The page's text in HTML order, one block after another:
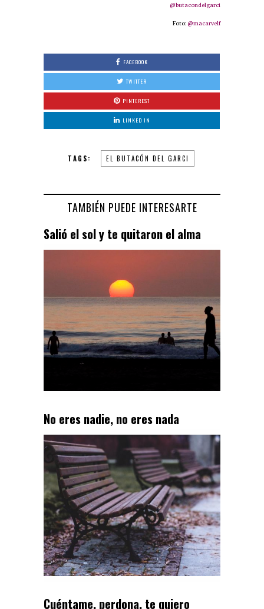
@butacondelgarci
Foto: @macarvelf
FACEBOOK
TWITTER
PINTEREST
LINKED IN
TAGS: EL BUTACÓN DEL GARCI
TAMBIÉN PUEDE INTERESARTE
Salió el sol y te quitaron el alma
No eres nadie, no eres nada
Cuéntame, perdona, te quiero